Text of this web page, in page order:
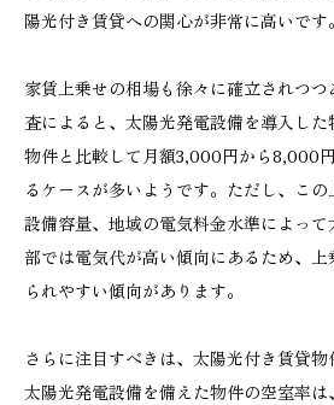
陽光付き賃貸への関心が非常に高いです。
家賃上乗せの相場も徐々に確立されつ
査によると、太陽光発電設備を導入し
物件と比較して月額3,000円から8,000
るケースが多いようです。ただし、こ
設備容量、地域の電気料金水準によっ
部では電気代が高い傾向にあるため、
られやすい傾向があります。
さらに注目すべきは、太陽光付き賃貸物
太陽光発電設備を備えた物件の空室率